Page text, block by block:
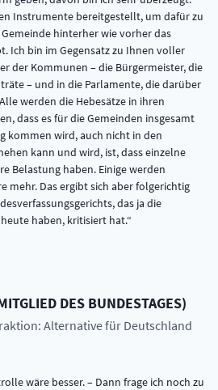
Instrumente bereitgestellt, um dafür zu
hinterher wie vorher das
Ich bin im Gegensatz zu Ihnen voller
der Kommunen – die Bürgermeister, die
– und in die Parlamente, die darüber
werden die Hebesätze in ihren
dass es für die Gemeinden insgesamt
kommen wird, auch nicht in den
kann und wird, ist, dass einzelne
Belastung haben. Einige werden
mehr. Das ergibt sich aber folgerichtig
das ja die
haben, kritisiert hat.
DES BUNDESTAGES)
Alternative für Deutschland
wäre besser. – Dann frage ich noch zu